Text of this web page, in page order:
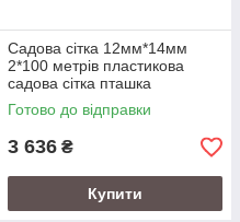
Садова сітка 12мм*14мм
2*100 метрів пластикова
садова сітка пташка
Готово до відправки
3 636 ₴
Купити